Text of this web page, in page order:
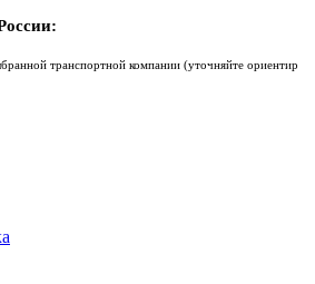
транспортной компании (уточняйте ориентир